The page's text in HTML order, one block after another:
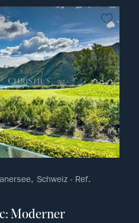
kein
Schweiz - Ref.
Moderner